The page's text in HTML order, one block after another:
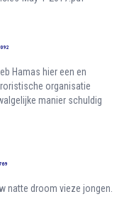
Hamas hier een en
organisatie
manier schuldig
natte droom vieze jongen.